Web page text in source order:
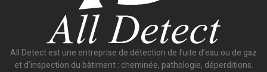
All Detect est une entreprise de détection de fuite d’eau ou de gaz
et d’inspection du bâtiment : cheminée, pathologie, déperditions.